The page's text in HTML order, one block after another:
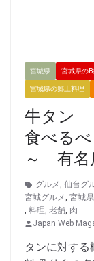
宮城県 宮城県の
宮城県の郷土料理
牛タン
食べる
～ 有名
グルメ, 仙台グ
宮城グルメ, 宮城
, 料理, 老舗, 肉
Japan Web
タンに対す